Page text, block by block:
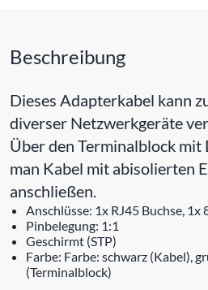
Beschreibung
Dieses Adapterkabel kann
diverser Netzwerkgeräte
Über den Terminalblock
man Kabel mit abisolierten
anschließen.
Anschlüsse: 1x RJ45 Buchse, 1x
Pinbelegung: 1:1
Geschirmt (STP)
Farbe: Farbe: schwarz (Kabel),
(Terminalblock)